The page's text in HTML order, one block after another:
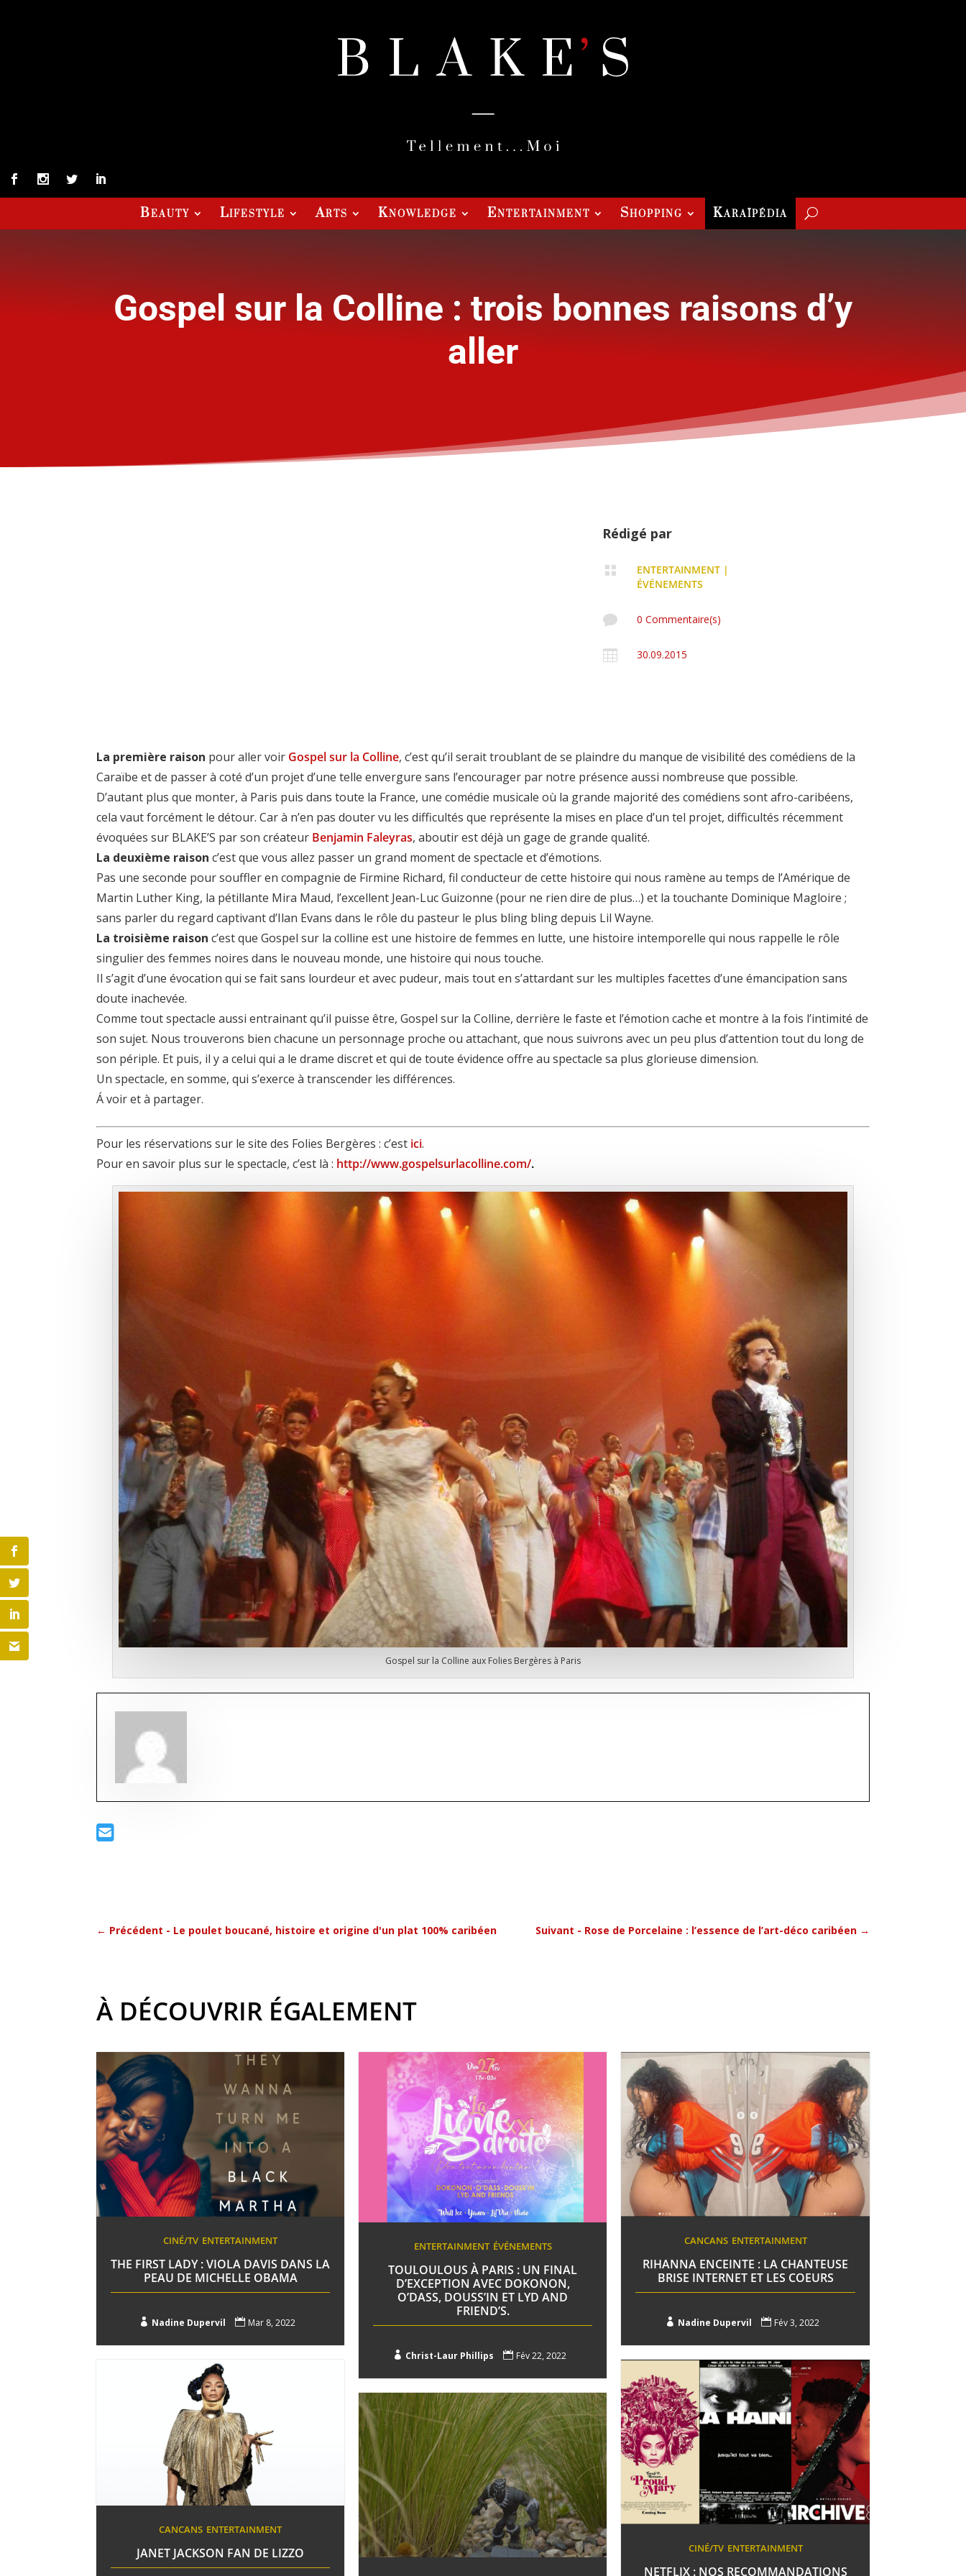
Beauty Lifestyle Arts Knowledge Entertainment Shopping Karaïpédia
Gospel sur la Colline : trois bonnes raisons d’y
aller
Rédigé par
 ENTERTAINMENT|
ÉVÉNEMENTS
 0 Commentaire(s)
 30.09.2015
La première raison pour aller voir Gospel sur la Colline, c’est qu’il serait troublant de se plaindre du manque de visibilité des comédiens de la
Caraïbe et de passer à coté d’un projet d’une telle envergure sans l’encourager par notre présence aussi nombreuse que possible.
D’autant plus que monter, à Paris puis dans toute la France, une comédie musicale où la grande majorité des comédiens sont afro-caribéens,
cela vaut forcément le détour. Car à n’en pas douter vu les difficultés que représente la mises en place d’un tel projet, difficultés récemment
évoquées sur BLAKE’S par son créateur Benjamin Faleyras, aboutir est déjà un gage de grande qualité.
La deuxième raison c’est que vous allez passer un grand moment de spectacle et d’émotions.
Pas une seconde pour souffler en compagnie de Firmine Richard, fil conducteur de cette histoire qui nous ramène au temps de l’Amérique de
Martin Luther King, la pétillante Mira Maud, l’excellent Jean-Luc Guizonne (pour ne rien dire de plus…) et la touchante Dominique Magloire ;
sans parler du regard captivant d’Ilan Evans dans le rôle du pasteur le plus bling bling depuis Lil Wayne.
La troisième raison c’est que Gospel sur la colline est une histoire de femmes en lutte, une histoire intemporelle qui nous rappelle le rôle
singulier des femmes noires dans le nouveau monde, une histoire qui nous touche.
Il s’agit d’une évocation qui se fait sans lourdeur et avec pudeur, mais tout en s’attardant sur les multiples facettes d’une émancipation sans
doute inachevée.
Comme tout spectacle aussi entrainant qu’il puisse être, Gospel sur la Colline, derrière le faste et l’émotion cache et montre à la fois l’intimité de
son sujet. Nous trouverons bien chacune un personnage proche ou attachant, que nous suivrons avec un peu plus d’attention tout du long de
son périple. Et puis, il y a celui qui a le drame discret et qui de toute évidence offre au spectacle sa plus glorieuse dimension.
Un spectacle, en somme, qui s’exerce à transcender les différences.
Á voir et à partager.
Pour les réservations sur le site des Folies Bergères : c’est ici.
Pour en savoir plus sur le spectacle, c’est là : http://www.gospelsurlacolline.com/.
Gospel sur la Colline aux Folies Bergères à Paris
← Précédent - Le poulet boucané, histoire et origine d'un plat 100% caribéen Suivant - Rose de Porcelaine : l’essence de l’art-déco caribéen→
À DÉCOUVRIR ÉGALEMENT
CINÉ/TV ENTERTAINMENT
THE FIRST LADY : VIOLA DAVIS DANS LA
PEAU DE MICHELLE OBAMA
 Nadine Dupervil  Mar 8, 2022
ENTERTAINMENT ÉVÉNEMENTS
TOULOULOUS À PARIS : UN FINAL
D’EXCEPTION AVEC DOKONON,
O’DASS, DOUSS’IN ET LYD AND
FRIEND’S.
 Christ-Laur Phillips  Fév 22, 2022
CANCANS ENTERTAINMENT
RIHANNA ENCEINTE : LA CHANTEUSE
BRISE INTERNET ET LES COEURS
 Nadine Dupervil  Fév 3, 2022
CANCANS ENTERTAINMENT
JANET JACKSON FAN DE LIZZO CINÉ/TV ENTERTAINMENT
NETFLIX : NOS RECOMMANDATIONS